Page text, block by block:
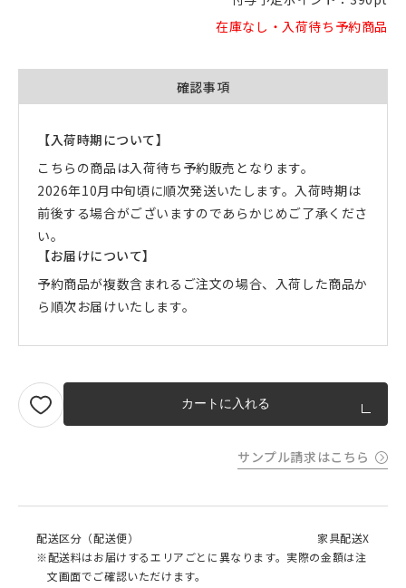
在庫なし・入荷待ち予約商品
確認事項
【入荷時期について】
こちらの商品は入荷待ち予約販売となります。
2026年10月中旬頃に順次発送いたします。入荷時期は
前後する場合がございますのであらかじめご了承くださ
い。
【お届けについて】
予約商品が複数含まれるご注文の場合、入荷した商品か
ら順次お届けいたします。
カートに入れる
サンプル請求はこちら
配送区分（配送便）
家具配送X
※配送料はお届けするエリアごとに異なります。実際の金額は注
文画面でご確認いただけます。